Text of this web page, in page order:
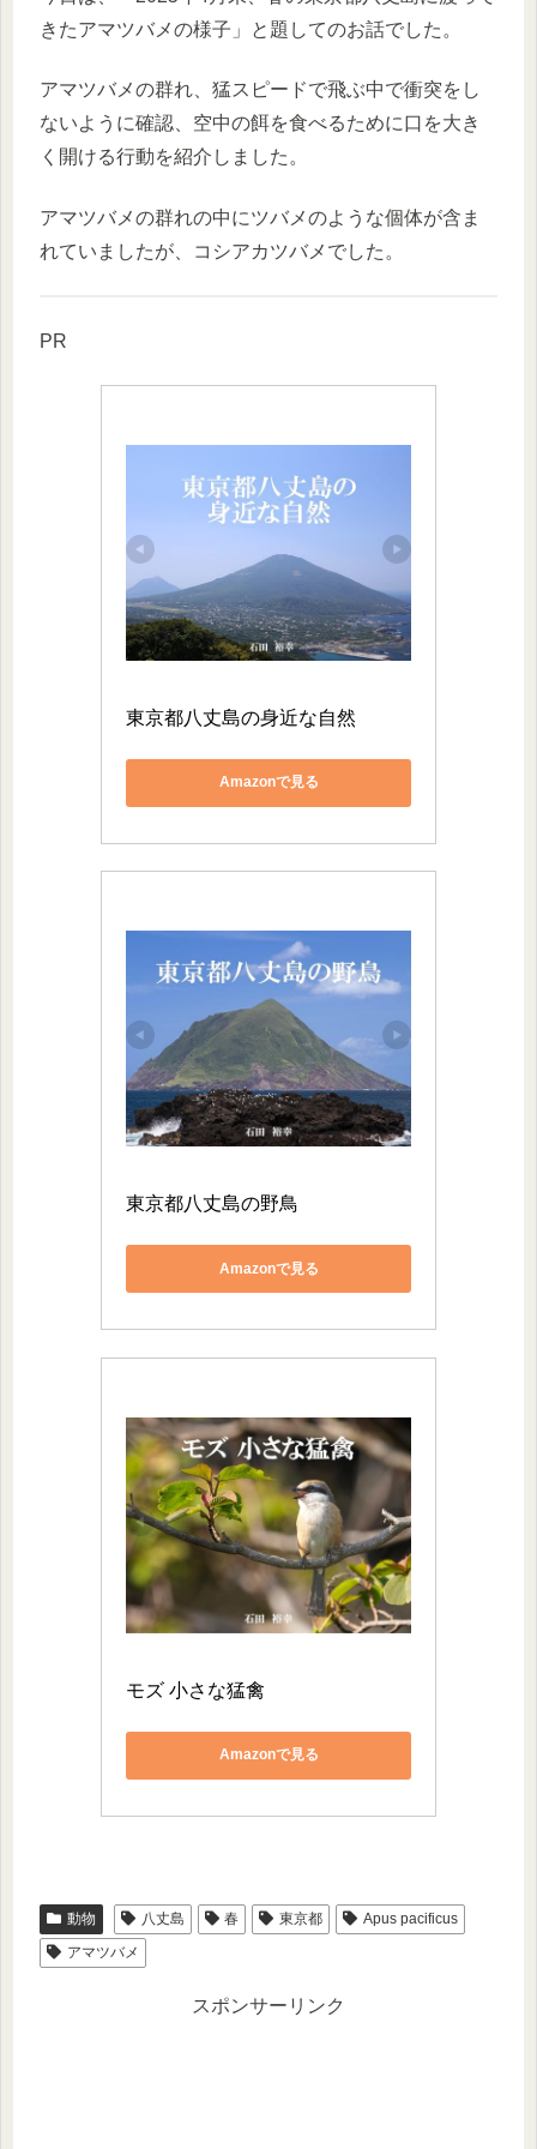
きたアマツバメの様子」と題してのお話でした。
アマツバメの群れ、猛スピードで飛ぶ中で衝突をし
ないように確認、空中の餌を食べるために口を大き
く開ける行動を紹介しました。
アマツバメの群れの中にツバメのような個体が含ま
れていましたが、コシアカツバメでした。
PR
東京都八丈島の身近な自然
Amazonで見る
東京都八丈島の野鳥
Amazonで見る
モズ 小さな猛禽
Amazonで見る
動物 八丈島 春 東京都
Apus pacificus
アマツバメ
スポンサーリンク